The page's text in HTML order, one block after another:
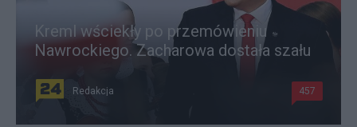
Kreml wściekły po przemówieniu
Nawrockiego. Zacharowa dostała szału
Redakcja 457